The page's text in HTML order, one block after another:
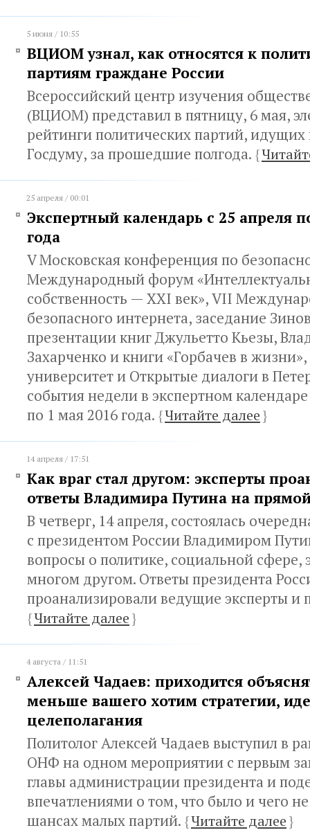
5 июня / 10:55
ВЦИОМ узнал, как относятся к
партиям граждане России
Всероссийский центр изучения
(ВЦИОМ) представил в пятницу, 6 мая,
рейтинги политических партий,
Госдуму, за прошедшие полгода. {
25 апреля / 00:01
Экспертный календарь с 25 апреля
года
V Московская конференция по
Международный форум
собственность — XXI век», VII
безопасного интернета, заседание
презентации книг Джульетто Кьезы,
Захарченко и книги «Горбачев в
университет и Открытые диалоги в
события недели в экспертном
по 1 мая 2016 года. {Читайте далее}
14 апреля / 17:51
Как враг стал другом: эксперты
ответы Владимира Путина на
В четверг, 14 апреля, состоялась
с президентом России Владимиром
вопросы о политике, социальной сфере,
многом другом. Ответы президента
проанализировали ведущие эксперты и
{Читайте далее}
4 августа / 11:51
Алексей Чадаев: приходится
меньше вашего хотим стратегии,
целеполагания
Политолог Алексей Чадаев выступил в
ОНФ на одном мероприятии с первым
главы администрации президента и
впечатлениями о том, что было и чего
шансах малых партий. {Читайте далее}